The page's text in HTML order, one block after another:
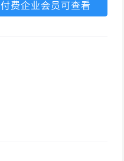
付费企业会员可查看